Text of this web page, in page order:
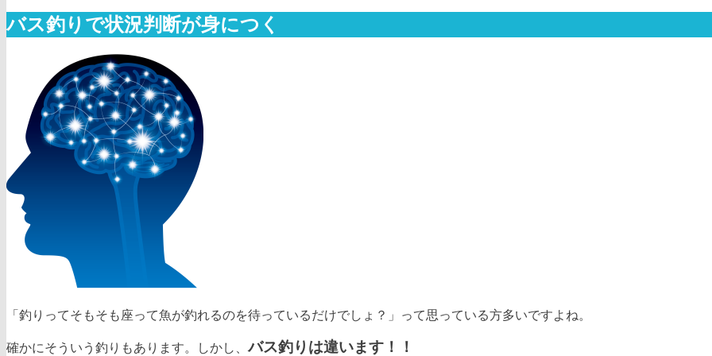
バス釣りで状況判断が身につく
「釣りってそもそも座って魚が釣れるのを待っているだけでしょ？」って思っている方多いですよね。
確かにそういう釣りもあります。しかし、バス釣りは違います！！